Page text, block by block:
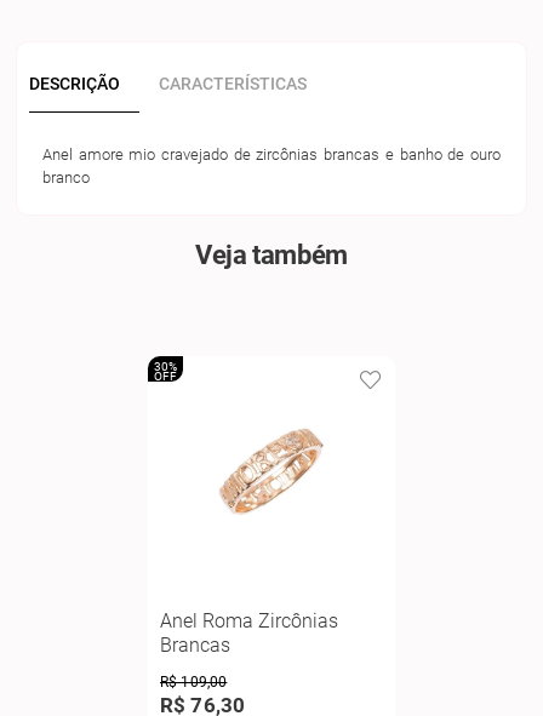
DESCRIÇÃO CARACTERÍSTICAS
Anel amore mio cravejado de zircônias brancas e banho de ouro
branco
Veja também
30%
OFF
Anel Roma Zircônias
Brancas
R$ 109,00
R$ 76,30